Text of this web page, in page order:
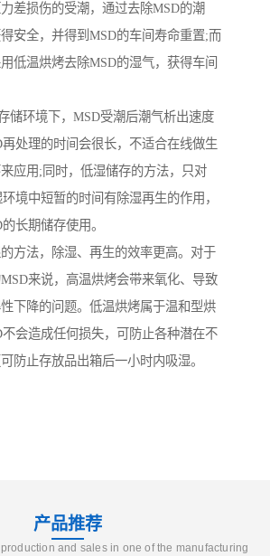
差损伤的受潮，通过去除MSD的潮
安全，并得到MSD的车间寿命重置;而
低温烘烤去除MSD的湿气，获得车间
储环境下，MSD受潮后潮气析出速度
处理的时间会很长，不适合在线做生
应用;同时，低湿储存的方法，只对
境中短暂的时间有除湿再生的作用，
长期储存使用。
方法，除湿、再生的效率更高。对于
来说，高温烘烤会带来氧化、导致
下降的问题。低温烘烤属于温和型烘
会造成任何损失，可防止各种潜在不
防止存放品出箱后一小时内吸湿。
产品推荐
and sales in one of the manufacturing